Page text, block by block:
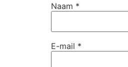
Naam *
E-mail *